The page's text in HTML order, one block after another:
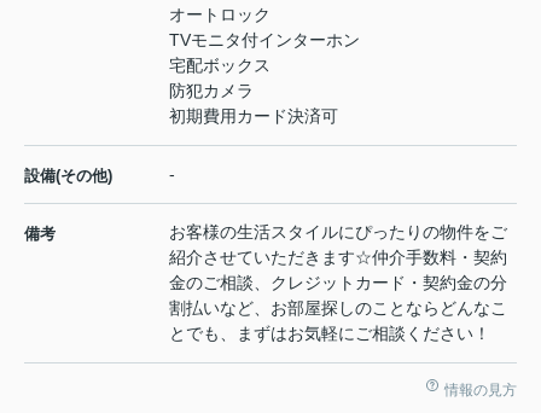
オートロック
TVモニタ付インターホン
宅配ボックス
防犯カメラ
初期費用カード決済可
設備(その他) -
備考
お客様の生活スタイルにぴったりの物件をご
紹介させていただきます☆仲介手数料・契約
金のご相談、クレジットカード・契約金の分
割払いなど、お部屋探しのことならどんなこ
とでも、まずはお気軽にご相談ください！
情報の見方